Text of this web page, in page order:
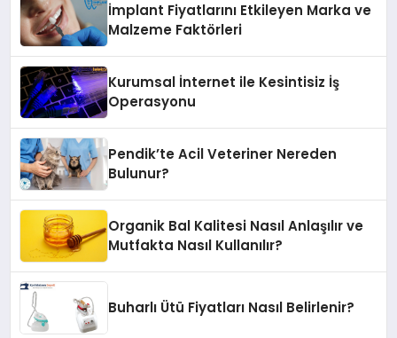
İmplant Fiyatlarını Etkileyen Marka ve
Malzeme Faktörleri
Kurumsal İnternet ile Kesintisiz İş
Operasyonu
Pendik’te Acil Veteriner Nereden
Bulunur?
Organik Bal Kalitesi Nasıl Anlaşılır ve
Mutfakta Nasıl Kullanılır?
Buharlı Ütü Fiyatları Nasıl Belirlenir?